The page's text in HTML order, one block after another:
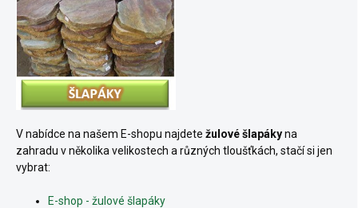
V nabídce na našem E-shopu najdete žulové šlapákyna
zahradu v několika velikostech a různých tloušťkách, stačí si jen
vybrat:
E-shop - žulové šlapáky